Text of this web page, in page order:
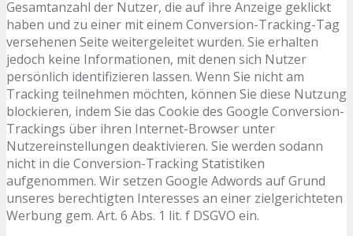
Gesamtanzahl der Nutzer, die auf ihre Anzeige geklickt
haben und zu einer mit einem Conversion-Tracking-Tag
versehenen Seite weitergeleitet wurden. Sie erhalten
jedoch keine Informationen, mit denen sich Nutzer
persönlich identifizieren lassen. Wenn Sie nicht am
Tracking teilnehmen möchten, können Sie diese Nutzung
blockieren, indem Sie das Cookie des Google Conversion-
Trackings über ihren Internet-Browser unter
Nutzereinstellungen deaktivieren. Sie werden sodann
nicht in die Conversion-Tracking Statistiken
aufgenommen. Wir setzen Google Adwords auf Grund
unseres berechtigten Interesses an einer zielgerichteten
Werbung gem. Art. 6 Abs. 1 lit. f DSGVO ein.